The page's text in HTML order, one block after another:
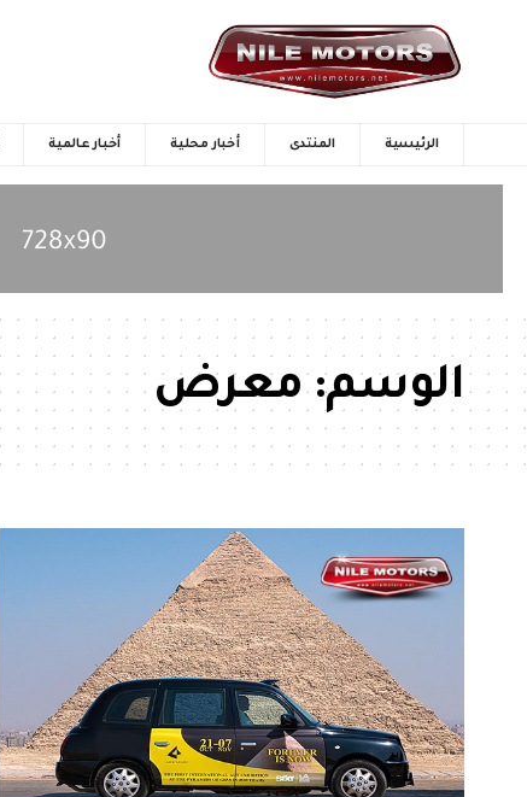
الرئيسية المنتدى أخبار محلية أخبار عالمية
الوسم:معرض